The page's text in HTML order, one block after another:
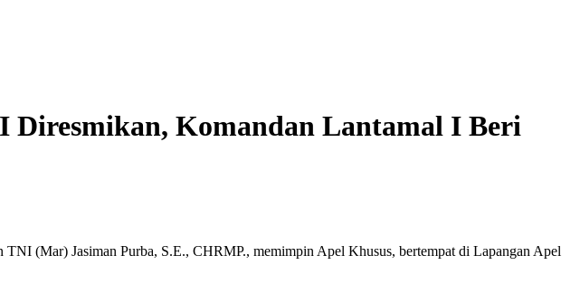
Diresmikan, Komandan Lantamal I Beri
(Mar) Jasiman Purba, S.E., CHRMP., memimpin Apel Khusus, bertempat di Lapangan Apel